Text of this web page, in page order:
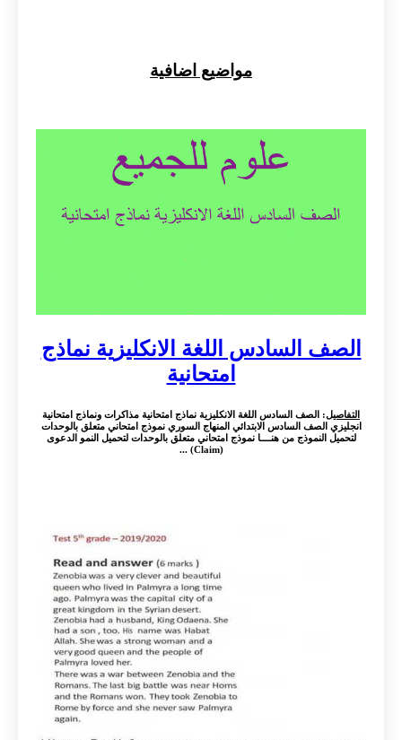
مواضيع اضافية
الصف السادس اللغة الانكليزية نماذج
امتحانية
التفاصيل: الصف السادس اللغة الانكليزية نماذج امتحانية مذاكرات ونماذج امتحانية
انجليزي الصف السادس الابتدائي المنهاج السوري نموذج امتحاني متعلق بالوحدات
لتحميل النموذج من هنــــا نموذج امتحاني متعلق بالوحدات لتحميل النمو الدعوى
(Claim) ...